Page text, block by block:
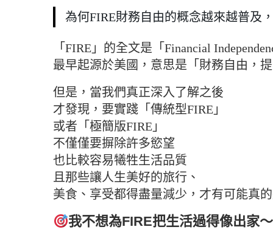
為何FIRE財務自由的概念越來越普及
「FIRE」的全文是「Financial
最早起源於美國，意思是「財務自由，
但是，當我們真正深入了解之後
才發現，要實踐「傳統型FIRE」
或者「極簡版FIRE」
不僅僅要摒除許多慾望
也比較容易犧牲生活品質
且那些讓人生美好的旅行、
美食、享受都得盡量減少，才有可能真
我不想為FIRE把生活過得像出家～